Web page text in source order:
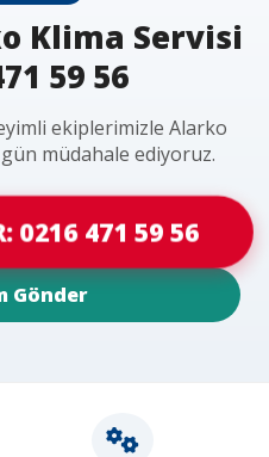
Klima Servisi
59 56
ekiplerimizle Alarko
gün müdahale ediyoruz.
0216 471 59 56
Gönder